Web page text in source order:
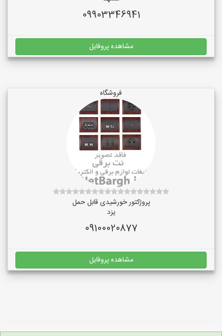
09903346941
مشاهده پروفایل
فروشگاه
پروژکتور خورشیدی قابل حمل
یزد
09100020877
مشاهده پروفایل